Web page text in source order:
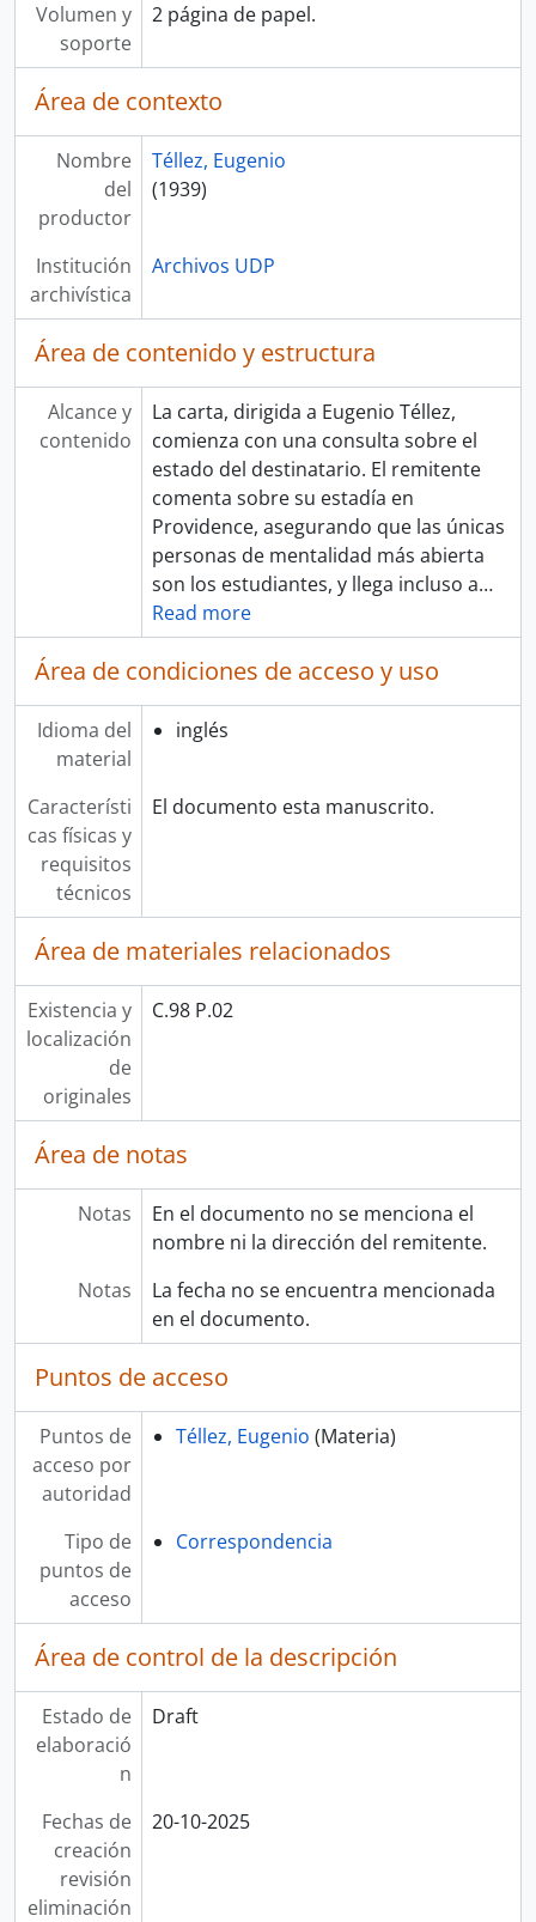
Volumen y
soporte
2 página de papel.
Área de contexto
Nombre
del
productor
Téllez, Eugenio
(1939)
Institución
archivística
Archivos UDP
Área de contenido y estructura
Alcance y
contenido
La carta, dirigida a Eugenio Téllez,
comienza con una consulta sobre el
estado del destinatario. El remitente
comenta sobre su estadía en
Providence, asegurando que las únicas
personas de mentalidad más abierta
son los estudiantes, y llega incluso a…
Read more
Área de condiciones de acceso y uso
Idioma del
material
inglés
Característi
cas físicas y
requisitos
técnicos
El documento esta manuscrito.
Área de materiales relacionados
Existencia y
localización
de
originales
C.98 P.02
Área de notas
Notas
En el documento no se menciona el
nombre ni la dirección del remitente.
Notas
La fecha no se encuentra mencionada
en el documento.
Puntos de acceso
Puntos de
acceso por
autoridad
Téllez, Eugenio (Materia)
Tipo de
puntos de
acceso
Correspondencia
Área de control de la descripción
Estado de
elaboració
n
Draft
Fechas de
creación
revisión
eliminación
20-10-2025